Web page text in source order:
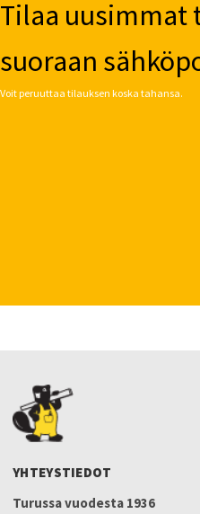
Tilaa uusimmat
suoraan
Voit peruuttaa tilauksen koska tahansa.
YHTEYSTIEDOT
Turussa vuodesta 1936